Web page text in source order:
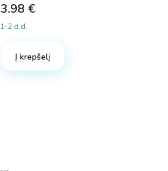
3.98 €
1-2 d.d.
Į krepšelį